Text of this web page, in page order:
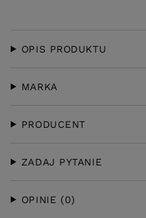
OPIS PRODUKTU
MARKA
PRODUCENT
ZADAJ PYTANIE
OPINIE (0)